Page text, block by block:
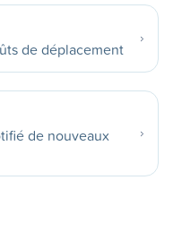
de déplacement
de nouveaux